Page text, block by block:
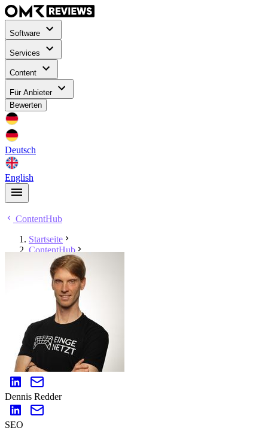
Software
Services
Content
Für Anbieter
Bewerten
Deutsch
English
ContentHub
Startseite
ContentHub
Dennis Redder
Dennis Redder
SEO